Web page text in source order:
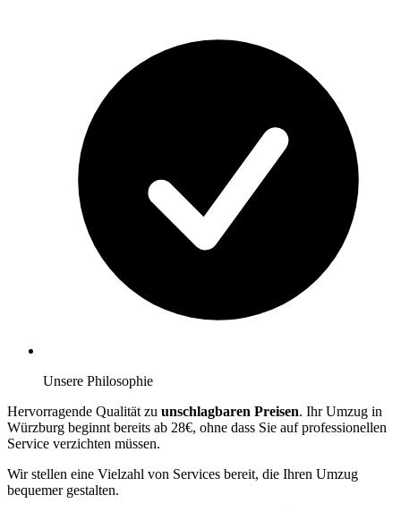
Unsere Philosophie
Hervorragende Qualität zu unschlagbaren Preisen. Ihr Umzug in
Würzburg beginnt bereits ab 28€, ohne dass Sie auf professionellen
Service verzichten müssen.
Wir stellen eine Vielzahl von Services bereit, die Ihren Umzug
bequemer gestalten.